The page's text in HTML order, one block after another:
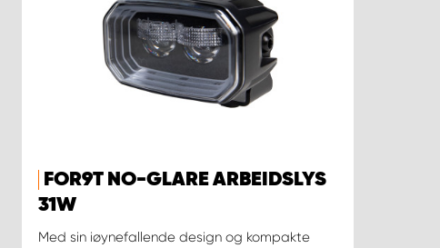
FOR9T NO-GLARE ARBEIDSLYS
31W
Med sin iøynefallende design og kompakte